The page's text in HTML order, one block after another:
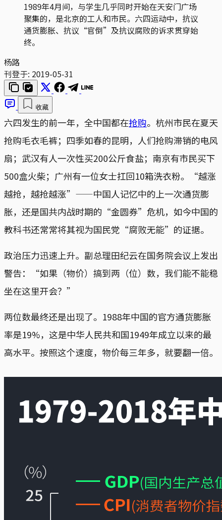
1989年4月间，与学生几乎同时开始在天安门广场
聚集的，是北京的工人和市民。六四运动中，抗议
通货膨胀、抗议“官倒”及抗议腐败的诉求贯穿始
终。
杨路
刊登于: 2019-05-31
收藏
六四发生的前一年，全中国都在抢购。杭州市民在夏天
抢购毛衣毛裤；四季如春的昆明，人们抢购滞销的电风
扇；武汉有人一次性买200公斤食盐；南京有市民买下
500盒火柴；广州有一位女士扛回10箱洗衣粉。“越涨
越抢，越抢越涨”——中国人记忆中的上一次通货膨
胀，还是国共内战时期的“金圆券”危机，如今中国的
教科书还常常将其视为国民党“腐败无能”的证据。
政治压力迅速上升。副总理田纪云在国务院会议上发出
警告：“如果（物价）搞到两（位）数，我们能不能稳
坐在这里开会？”
两位数最终还是出现了。1988年中国的官方通货膨胀
率是19%，这是中华人民共和国1949年成立以来的最
高水平。按照这个速度，物价每三年多，就要翻一倍。